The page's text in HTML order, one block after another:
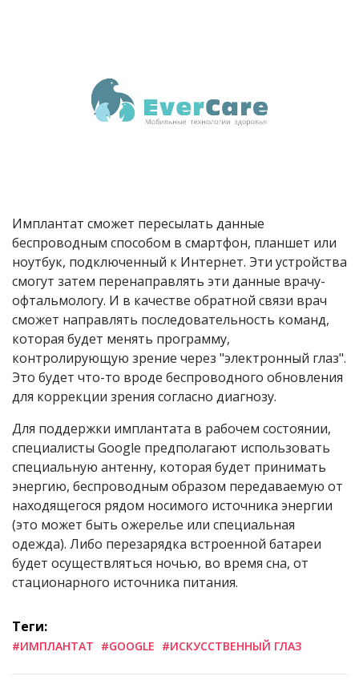
Имплантат сможет пересылать данные
беспроводным способом в смартфон, планшет или
ноутбук, подключенный к Интернет. Эти устройства
смогут затем перенаправлять эти данные врачу-
офтальмологу. И в качестве обратной связи врач
сможет направлять последовательность команд,
которая будет менять программу,
контролирующую зрение через "электронный глаз".
Это будет что-то вроде беспроводного обновления
для коррекции зрения согласно диагнозу.
Для поддержки имплантата в рабочем состоянии,
специалисты Google предполагают использовать
специальную антенну, которая будет принимать
энергию, беспроводным образом передаваемую от
находящегося рядом носимого источника энергии
(это может быть ожерелье или специальная
одежда). Либо перезарядка встроенной батареи
будет осуществляться ночью, во время сна, от
стационарного источника питания.
Теги:
#ИМПЛАНТАТ #GOOGLE #ИСКУССТВЕННЫЙ ГЛАЗ